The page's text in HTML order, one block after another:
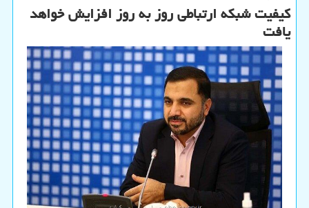
کیفیت شبکه ارتباطی روز به روز افزایش خواهد
یافت